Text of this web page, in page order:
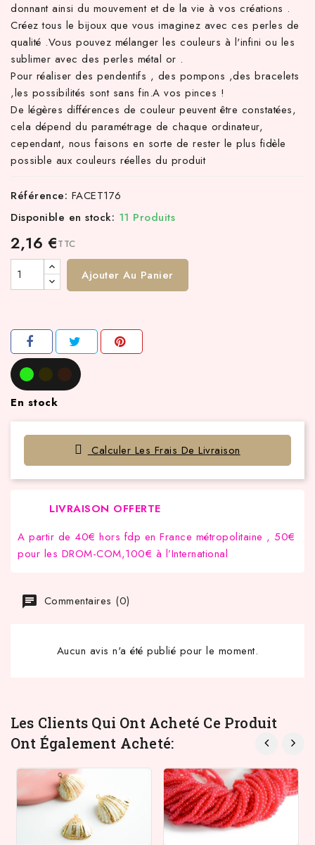
donnant ainsi du mouvement et de la vie à vos créations .
Créez tous le bijoux que vous imaginez avec ces perles de
qualité .Vous pouvez mélanger les couleurs à l'infini ou les
sublimer avec des perles métal or .
Pour réaliser des pendentifs , des pompons ,des bracelets
,les possibilités sont sans fin.A vos pinces !
De légères différences de couleur peuvent être constatées,
cela dépend du paramétrage de chaque ordinateur,
cependant, nous faisons en sorte de rester le plus fidèle
possible aux couleurs réelles du produit
Référence: FACET176
Disponible en stock: 11 Produits
2,16 €TTC
Ajouter Au Panier
En stock
Calculer Les Frais De Livraison
LIVRAISON OFFERTE
A partir de 40€ hors fdp en France métropolitaine , 50€
pour les DROM-COM,100€ à l’International
Commentaires (0)
Aucun avis n'a été publié pour le moment.
Les Clients Qui Ont Acheté Ce Produit
Ont Également Acheté: